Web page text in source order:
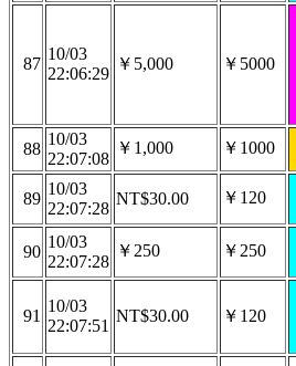
87
10/03
22:06:29
￥5,000 ￥5000
88
10/03
22:07:08
￥1,000 ￥1000
89
10/03
22:07:28
NT$30.00 ￥120
90
10/03
22:07:28
￥250 ￥250
91
10/03
22:07:51
NT$30.00 ￥120